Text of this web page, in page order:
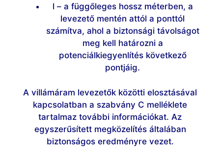
l – a függőleges hossz méterben, a
levezető mentén attól a ponttól
számítva, ahol a biztonsági távolságot
meg kell határozni a
potenciálkiegyenlítés következő
pontjáig.
A villámáram levezetők közötti elosztásával
kapcsolatban a szabvány C melléklete
tartalmaz további információkat. Az
egyszerűsített megközelítés általában
biztonságos eredményre vezet.